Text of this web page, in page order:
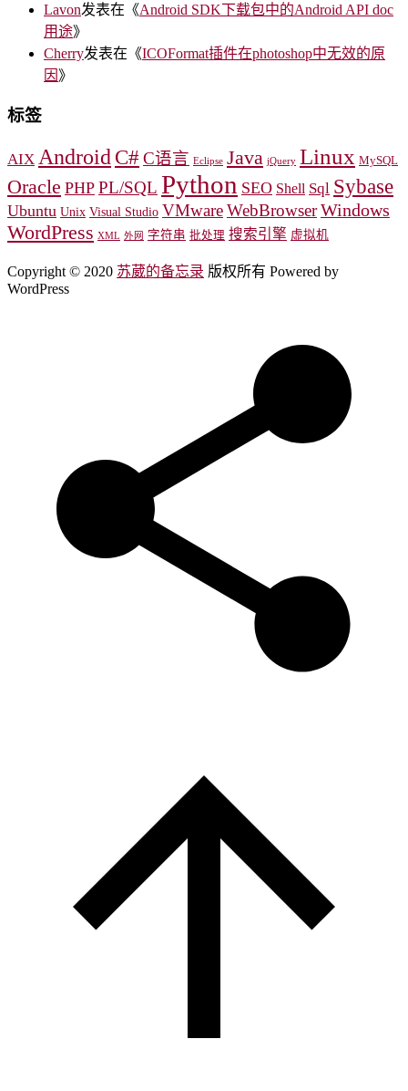
Lavon发表在《Android SDK下载包中的Android API doc
用途》
Cherry发表在《ICOFormat插件在photoshop中无效的原
因 》
标签
AIX Android C# C语言 Eclipse Java jQuery Linux MySQL
Oracle PHP PL/SQL Python SEO Shell Sql Sybase
Ubuntu Unix Visual Studio VMwareWebBrowserWindows
WordPress XML 外网 字符串 批处理 搜索引擎 虚拟机
Copyright © 2020 苏葳的备忘录 版权所有 Powered by
WordPress